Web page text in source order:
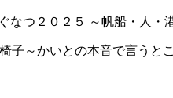
なつ２０２５ ～帆船・人